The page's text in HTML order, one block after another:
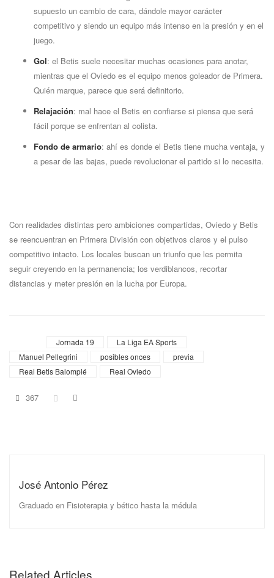
supuesto un cambio de cara, dándole mayor carácter
competitivo y siendo un equipo más intenso en la presión y en el
juego.
Gol: el Betis suele necesitar muchas ocasiones para anotar,
mientras que el Oviedo es el equipo menos goleador de Primera.
Quién marque, parece que será definitorio.
Relajación: mal hace el Betis en confiarse si piensa que será
fácil porque se enfrentan al colista.
Fondo de armario: ahí es donde el Betis tiene mucha ventaja, y
a pesar de las bajas, puede revolucionar el partido si lo necesita.
Con realidades distintas pero ambiciones compartidas, Oviedo y Betis
se reencuentran en Primera División con objetivos claros y el pulso
competitivo intacto. Los locales buscan un triunfo que les permita
seguir creyendo en la permanencia; los verdiblancos, recortar
distancias y meter presión en la lucha por Europa.
Jornada 19
La Liga EA Sports
Manuel Pellegrini
posibles onces
previa
Real Betis Balompié
Real Oviedo
367
José Antonio Pérez
Graduado en Fisioterapia y bético hasta la médula
Related Articles